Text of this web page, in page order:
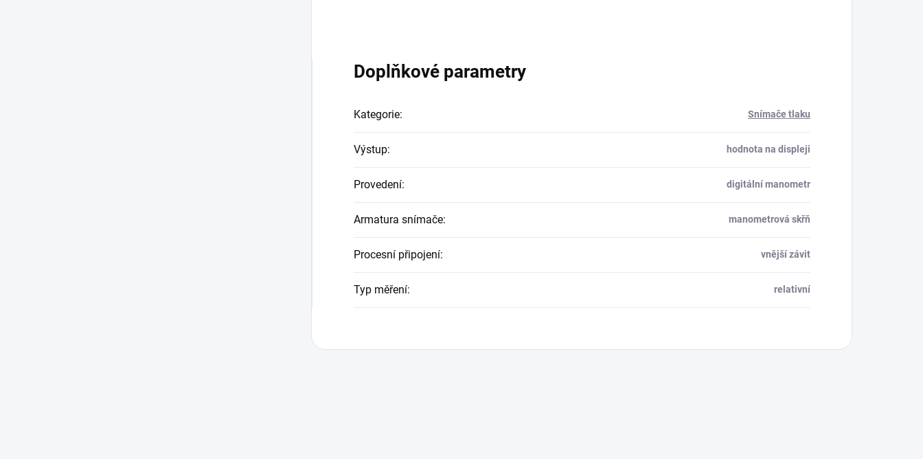
Doplňkové parametry
Kategorie: Snímače tlaku
Výstup: hodnota na displeji
Provedení: digitální manometr
Armatura snímače: manometrová skřň
Procesní připojení: vnější závit
Typ měření: relativní